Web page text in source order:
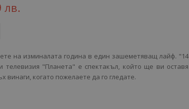
лв.
на изминалата година в един зашеметяващ лайф. "14
телевизия "Планета" е спектакъл, който ще ви оставя
винаги, когато пожелаете да го гледате.